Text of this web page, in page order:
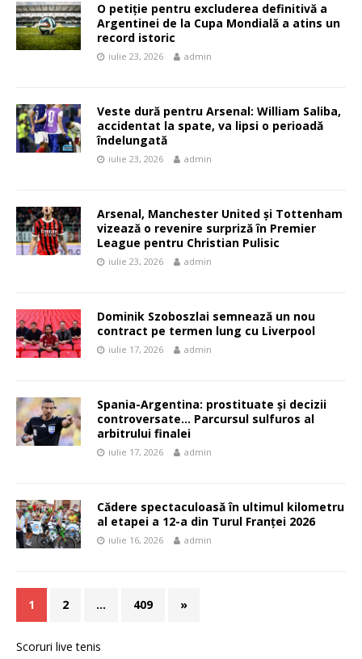
O petiție pentru excluderea definitivă a
Argentinei de la Cupa Mondială a atins un
record istoric
iulie 23, 2026 admin
Veste dură pentru Arsenal: William Saliba,
accidentat la spate, va lipsi o perioadă
îndelungată
iulie 23, 2026 admin
Arsenal, Manchester United și Tottenham
vizează o revenire surpriză în Premier
League pentru Christian Pulisic
iulie 23, 2026 admin
Dominik Szoboszlai semnează un nou
contract pe termen lung cu Liverpool
iulie 17, 2026 admin
Spania-Argentina: prostituate și decizii
controversate… Parcursul sulfuros al
arbitrului finalei
iulie 17, 2026 admin
Cădere spectaculoasă în ultimul kilometru
al etapei a 12-a din Turul Franței 2026
iulie 16, 2026 admin
1 2 … 409 »
Scoruri live tenis